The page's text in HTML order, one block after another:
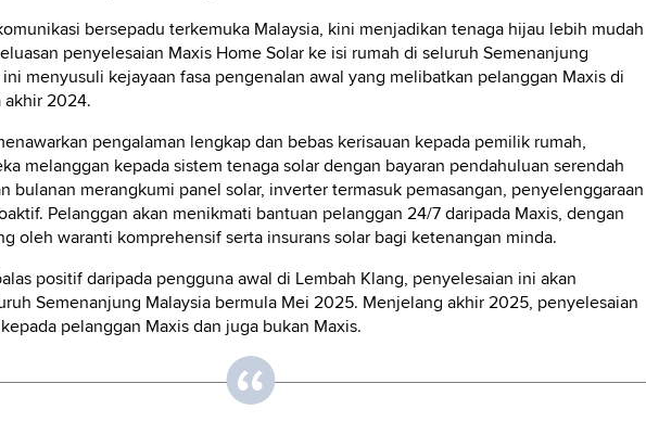
bersepadu terkemuka Malaysia, kini menjadikan tenaga hijau lebih mudah
penyelesaian Maxis Home Solar ke isi rumah di seluruh Semenanjung
ini menyusuli kejayaan fasa pengenalan awal yang melibatkan pelanggan Maxis di
akhir 2024.
pengalaman lengkap dan bebas kerisauan kepada pemilik rumah,
melanggan kepada sistem tenaga solar dengan bayaran pendahuluan serendah
bulanan merangkumi panel solar, inverter termasuk pemasangan, penyelenggaraan
Pelanggan akan menikmati bantuan pelanggan 24/7 daripada Maxis, dengan
oleh waranti komprehensif serta insurans solar bagi ketenangan minda.
positif daripada pengguna awal di Lembah Klang, penyelesaian ini akan
Semenanjung Malaysia bermula Mei 2025. Menjelang akhir 2025, penyelesaian
pelanggan Maxis dan juga bukan Maxis.